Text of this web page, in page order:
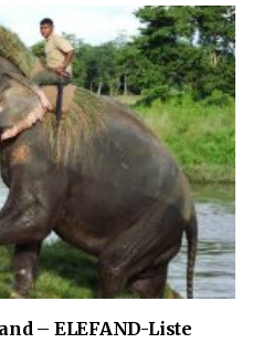
– ELEFAND-Liste